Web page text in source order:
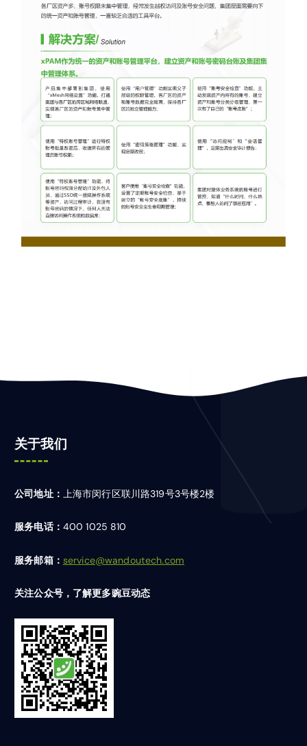
关于我们
公司地址： 上海市闵行区联川路319号3号楼2楼
服务电话： 400 1025 810
服务邮箱： service@wandoutech.com
关注公众号，了解更多豌豆动态